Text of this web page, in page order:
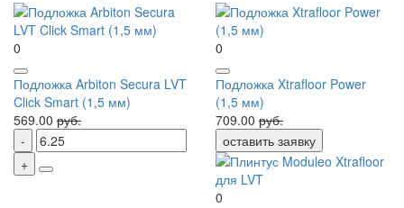
0
Подложка Arbiton Secura LVT
Click Smart (1,5 мм)
569.00 руб.
0
Подложка Xtrafloor Power
(1,5 мм)
709.00 руб.
оставить заявку
0